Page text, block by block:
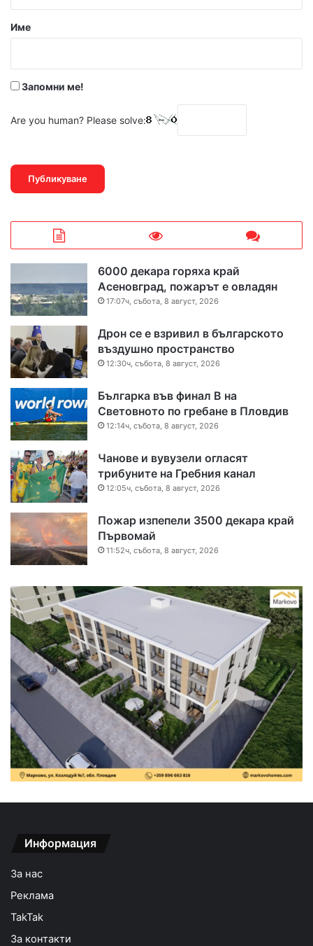
р
Име
Запомни ме!
Are you human? Please solve:
6000 декара горяха край
Асеновград, пожарът е овладян
17:07ч, събота, 8 август, 2026
Дрон се е взривил в българското
въздушно пространство
12:30ч, събота, 8 август, 2026
Българка във финал B на
Световното по гребане в Пловдив
12:14ч, събота, 8 август, 2026
Чанове и вувузели огласят
трибуните на Гребния канал
12:05ч, събота, 8 август, 2026
Пожар изпепели 3500 декара край
Първомай
11:52ч, събота, 8 август, 2026
Информация
За нас
Реклама
TakTak
За контакти